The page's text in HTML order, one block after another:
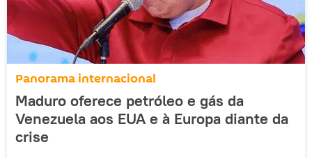
Panorama internacional
Maduro oferece petróleo e gás da
Venezuela aos EUA e à Europa diante da
crise